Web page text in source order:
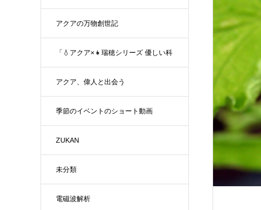
アクアの万物創世記
「💧アクア×👧瑞穂シリーズ 優しい科
学の対話」
アクア、偉人と出会う
季節のイベントのショート動画
ZUKAN
未分類
電磁波解析